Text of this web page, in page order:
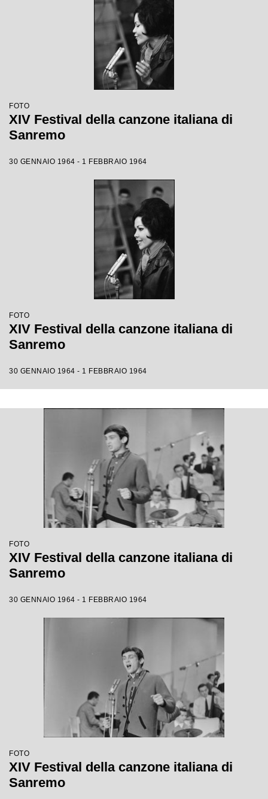
FOTO
XIV Festival della canzone italiana di
Sanremo
30 GENNAIO 1964 - 1 FEBBRAIO 1964
FOTO
XIV Festival della canzone italiana di
Sanremo
30 GENNAIO 1964 - 1 FEBBRAIO 1964
FOTO
XIV Festival della canzone italiana di
Sanremo
30 GENNAIO 1964 - 1 FEBBRAIO 1964
FOTO
XIV Festival della canzone italiana di
Sanremo